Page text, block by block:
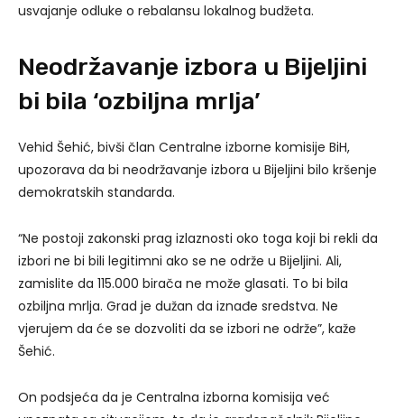
usvajanje odluke o rebalansu lokalnog budžeta.
Neodržavanje izbora u Bijeljini
bi bila ‘ozbiljna mrlja’
Vehid Šehić, bivši član Centralne izborne komisije BiH,
upozorava da bi neodržavanje izbora u Bijeljini bilo kršenje
demokratskih standarda.
“Ne postoji zakonski prag izlaznosti oko toga koji bi rekli da
izbori ne bi bili legitimni ako se ne održe u Bijeljini. Ali,
zamislite da 115.000 birača ne može glasati. To bi bila
ozbiljna mrlja. Grad je dužan da iznađe sredstva. Ne
vjerujem da će se dozvoliti da se izbori ne održe”, kaže
Šehić.
On podsjeća da je Centralna izborna komisija već